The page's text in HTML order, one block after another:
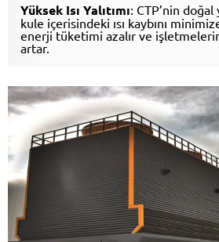
Yüksek Isı Yalıtımı: CTP’nin doğal
kule içerisindeki ısı kaybını
enerji tüketimi azalır ve
artar.